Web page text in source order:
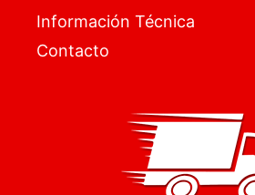
Información Técnica
Contacto